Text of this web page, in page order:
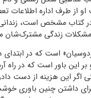
از طرف اداره اطلاعات
در کتاب مشخص است،
زندگی مشترک‌شان
است که در ابتدای
این باور است که در راه
اگر این هزینه از دست
داشتن چنین باوری